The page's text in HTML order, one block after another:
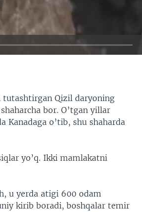
tutashtirgan Qizil daryoning
bor. O’tgan yillar
Kanadaga o’tib, shu shaharda
yo’q. Ikki mamlakatni
u yerda atigi 600 odam
kirib boradi, boshqalar temir